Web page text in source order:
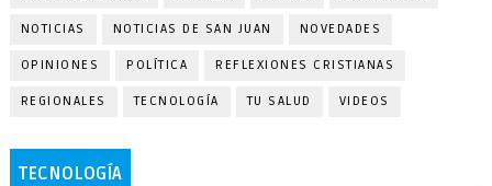
NOTICIAS NOTICIAS DE SAN JUAN NOVEDADES
OPINIONES POLÍTICA REFLEXIONES CRISTIANAS
REGIONALES TECNOLOGÍA TU SALUD VIDEOS
TECNOLOGÍA